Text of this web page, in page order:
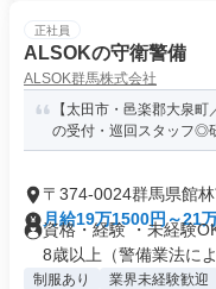
正社員
ALSOKの守衛警備
ALSOK群馬株式会社
【太田市・邑楽郡大泉
の受付・巡回スタッフ◎
〒374-0024群馬県館
月給19万1500円～21
資格・経験 ・未経験
8歳以上（警備業法によ
制服あり 業界未経験歓迎